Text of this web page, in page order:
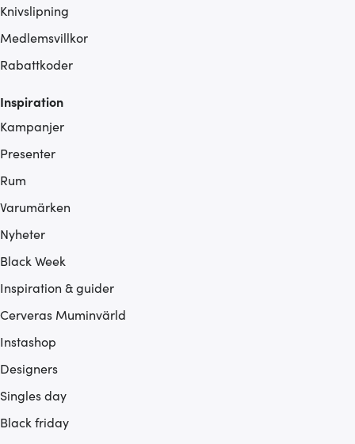
Knivslipning
Medlemsvillkor
Rabattkoder
Inspiration
Kampanjer
Presenter
Rum
Varumärken
Nyheter
Black Week
Inspiration & guider
Cerveras Muminvärld
Instashop
Designers
Singles day
Black friday